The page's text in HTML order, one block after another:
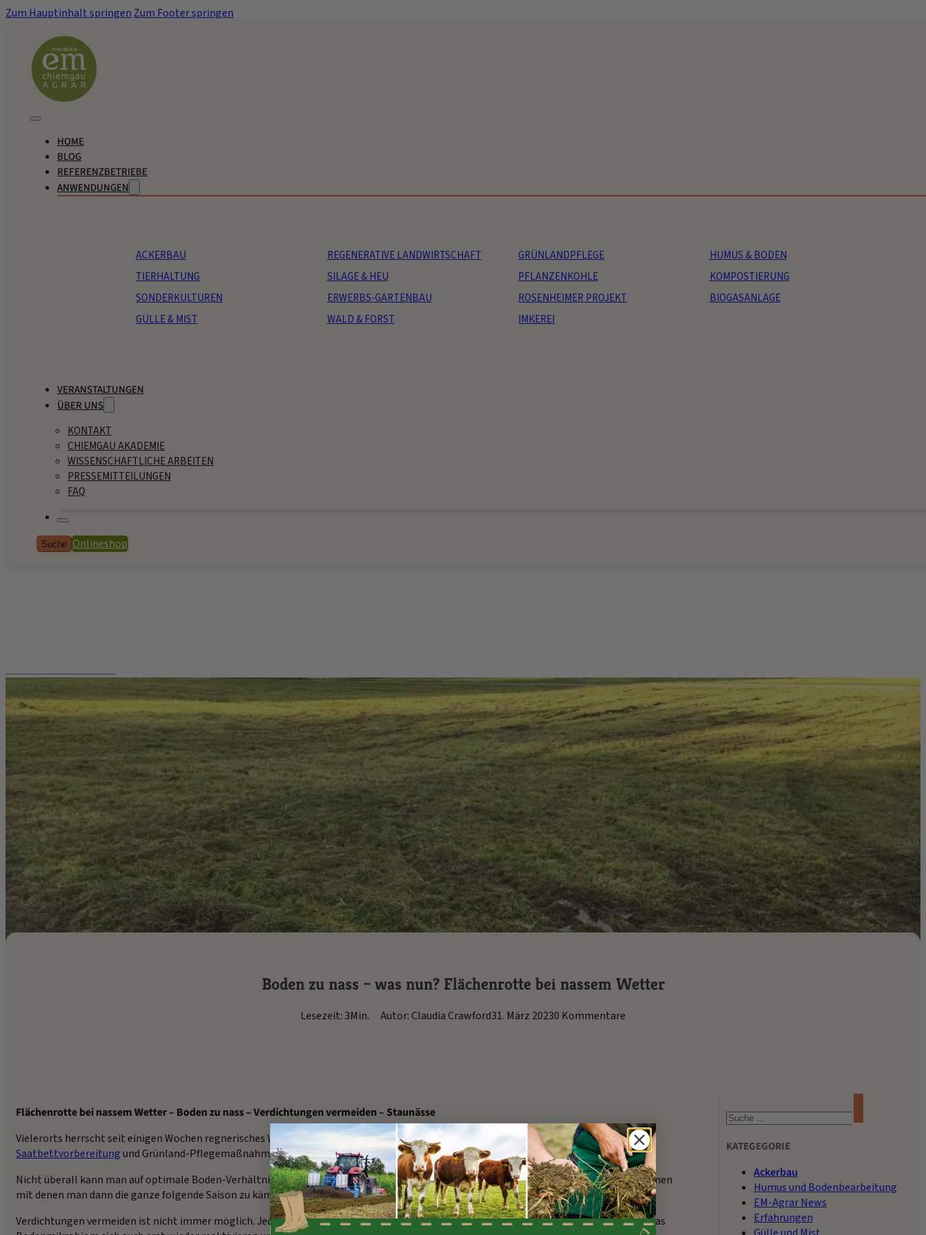
Zum Hauptinhalt springen Zum Footer springen
HOME
BLOG
REFERENZBETRIEBE
ANWENDUNGEN
ACKERBAU REGENERATIVE LANDWIRTSCHAFT GRÜNLANDPFLEGE
HUMUS & BODEN
TIERHALTUNG
SILAGE & HEU PFLANZENKOHLE
KOMPOSTIERUNG
SONDERKULTUREN
ERWERBS-GARTENBAU ROSENHEIMER PROJEKT
BIOGASANLAGE
GÜLLE & MIST
WALD & FORST IMKEREI
VERANSTALTUNGEN
ÜBER UNS
KONTAKT
CHIEMGAU AKADEMIE
WISSENSCHAFTLICHE ARBEITEN
PRESSEMITTEILUNGEN
FAQ
Suche Onlineshop
Boden zu nass – was nun? Flächenrotte bei nassem Wetter
Lesezeit: 3Min. Autor: Claudia Crawford31. März 20230 Kommentare
Flächenrotte bei nassem Wetter – Boden zu nass – Verdichtungen vermeiden – Staunässe
Vielerorts herrscht seit einigen Wochen regnerisches Wetter. Das erschwert hier und dort die Bedingungen für eine optimale Aussaat,
Saatbettvorbereitungund Grünland-Pflegemaßnahmen.
Nicht überall kann man auf optimale Boden-Verhältnisse warten. Ist der Boden nass und schwer, kann es schnell zu Verdichtungen kommen
mit denen man dann die ganze folgende Saison zu kämpfen hat.
Verdichtungen vermeiden ist nicht immer möglich. Jede Überfahrt wirkt sich auf das Bodenleben aus. Besonders im Vorfrühling, in dem das
KATEGEGORIE
Ackerbau
Humus und Bodenbearbeitung
EM-Agrar News
Erfahrungen